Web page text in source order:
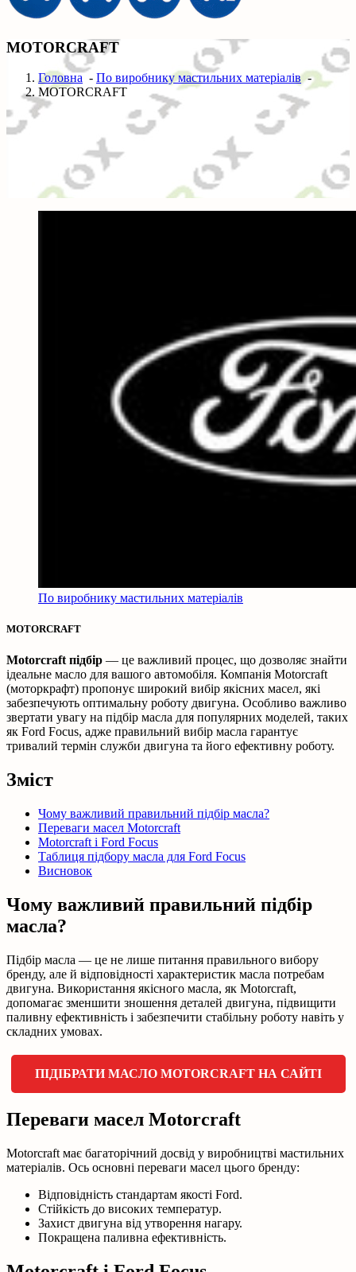
MOTORCRAFT
Головна - По виробнику мастильних матеріалів-
MOTORCRAFT
По виробнику мастильних матеріалів
MOTORCRAFT
Motorcraft підбір — це важливий процес, що дозволяє знайти
ідеальне масло для вашого автомобіля. Компанія Motorcraft
(моторкрафт) пропонує широкий вибір якісних масел, які
забезпечують оптимальну роботу двигуна. Особливо важливо
звертати увагу на підбір масла для популярних моделей, таких
як Ford Focus, адже правильний вибір масла гарантує
тривалий термін служби двигуна та його ефективну роботу.
Зміст
Чому важливий правильний підбір масла?
Переваги масел Motorcraft
Motorcraft і Ford Focus
Таблиця підбору масла для Ford Focus
Висновок
Чому важливий правильний підбір
масла?
Підбір масла — це не лише питання правильного вибору
бренду, але й відповідності характеристик масла потребам
двигуна. Використання якісного масла, як Motorcraft,
допомагає зменшити зношення деталей двигуна, підвищити
паливну ефективність і забезпечити стабільну роботу навіть у
складних умовах.
ПІДІБРАТИ МАСЛО MOTORCRAFT НА САЙТІ
Переваги масел Motorcraft
Motorcraft має багаторічний досвід у виробництві мастильних
матеріалів. Ось основні переваги масел цього бренду:
Відповідність стандартам якості Ford.
Стійкість до високих температур.
Захист двигуна від утворення нагару.
Покращена паливна ефективність.